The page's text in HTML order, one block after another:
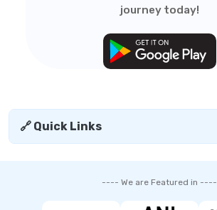
journey today!
🔗 Quick Links
---- We are Featured in ----